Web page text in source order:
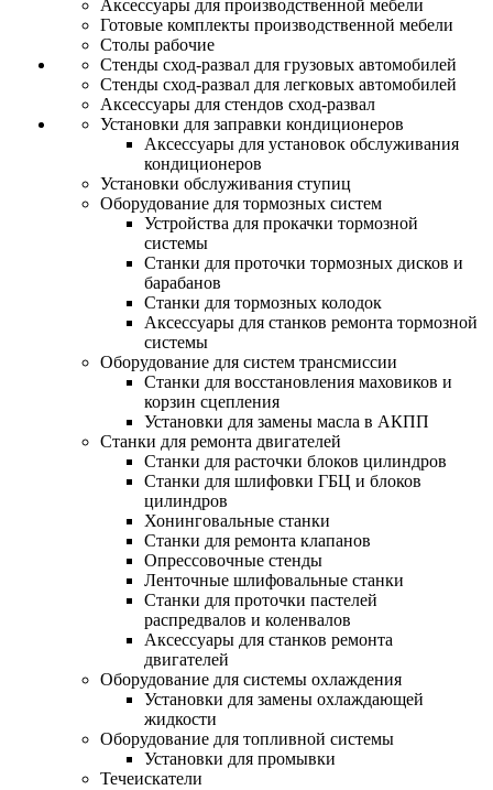
Аксессуары для производственной мебели
Готовые комплекты производственной мебели
Столы рабочие
Стенды сход-развал для грузовых автомобилей
Стенды сход-развал для легковых автомобилей
Аксессуары для стендов сход-развал
Установки для заправки кондиционеров
Аксессуары для установок обслуживания
кондиционеров
Установки обслуживания ступиц
Оборудование для тормозных систем
Устройства для прокачки тормозной
системы
Станки для проточки тормозных дисков и
барабанов
Станки для тормозных колодок
Аксессуары для станков ремонта тормозной
системы
Оборудование для систем трансмиссии
Станки для восстановления маховиков и
корзин сцепления
Установки для замены масла в АКПП
Станки для ремонта двигателей
Станки для расточки блоков цилиндров
Станки для шлифовки ГБЦ и блоков
цилиндров
Хонинговальные станки
Станки для ремонта клапанов
Опрессовочные стенды
Ленточные шлифовальные станки
Станки для проточки пастелей
распредвалов и коленвалов
Аксессуары для станков ремонта
двигателей
Оборудование для системы охлаждения
Установки для замены охлаждающей
жидкости
Оборудование для топливной системы
Установки для промывки
Течеискатели